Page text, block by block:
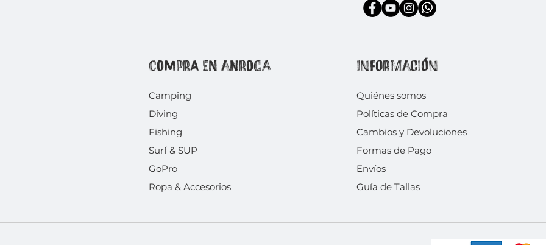
COMPRA EN ANROGA
Camping
Diving
Fishing
Surf & SUP
GoPro
Ropa & Accesorios
INFORMACIÓN
Quiénes somos
Políticas de Compra
Cambios y Devoluciones
Formas de Pago
Envíos
Guía de Tallas